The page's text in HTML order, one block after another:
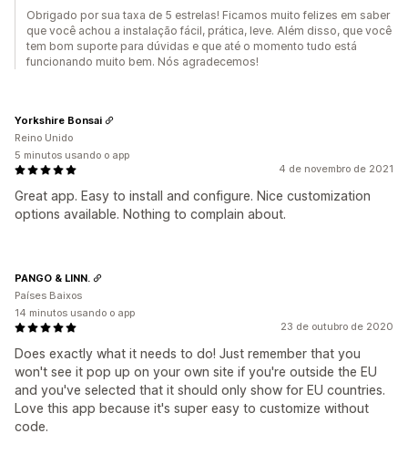
Obrigado por sua taxa de 5 estrelas! Ficamos muito felizes em saber
que você achou a instalação fácil, prática, leve. Além disso, que você
tem bom suporte para dúvidas e que até o momento tudo está
funcionando muito bem. Nós agradecemos!
4 de novembro de 2021
Great app. Easy to install and configure. Nice customization
options available. Nothing to complain about.
Yorkshire Bonsai
Reino Unido
5 minutos usando o app
23 de outubro de 2020
Does exactly what it needs to do! Just remember that you
won't see it pop up on your own site if you're outside the EU
and you've selected that it should only show for EU countries.
Love this app because it's super easy to customize without
code.
PANGO & LINN.
Países Baixos
14 minutos usando o app